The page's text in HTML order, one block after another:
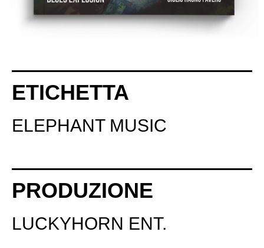
ETICHETTA
ELEPHANT MUSIC
PRODUZIONE
LUCKYHORN ENT.